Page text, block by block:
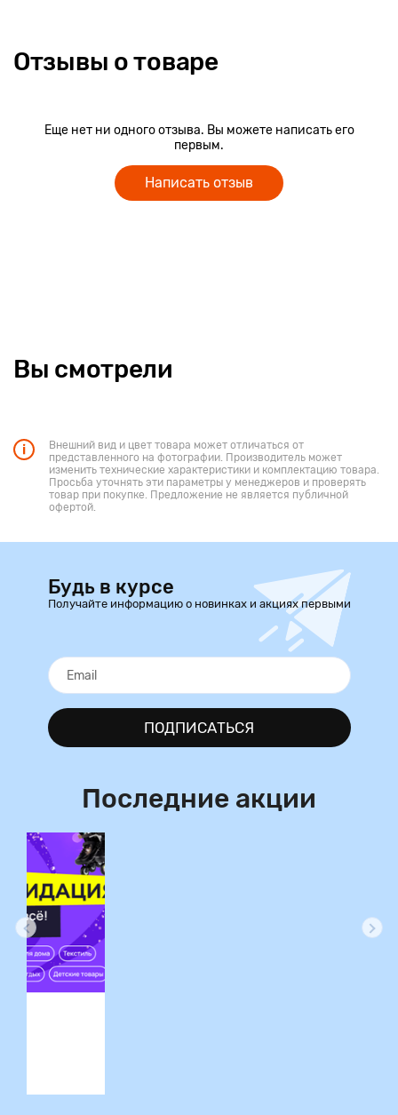
Отзывы о товаре
Еще нет ни одного отзыва. Вы можете написать его
первым.
Написать отзыв
Вы смотрели
Внешний вид и цвет товара может отличаться от
представленного на фотографии. Производитель может
изменить технические характеристики и комплектацию товара.
Просьба уточнять эти параметры у менеджеров и проверять
товар при покупке. Предложение не является публичной
офертой.
Будь в курсе
Получайте информацию о новинках и акциях первыми
ПОДПИСАТЬСЯ
Последние акции